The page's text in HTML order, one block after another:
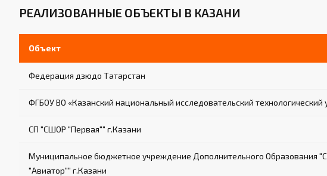
РЕАЛИЗОВАННЫЕ ОБЪЕКТЫ В КАЗАНИ
Объект
Федерация дзюдо Татарстан
ФГБОУ ВО «Казанский национальный исследовательский технологический
СП "СШОР "Первая"" г.Казани
Муниципальное бюджетное учреждение Дополнительного Образования
"Авиатор"" г.Казани